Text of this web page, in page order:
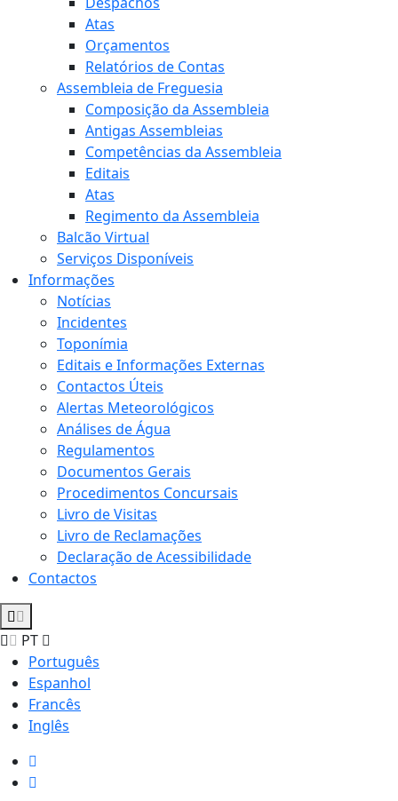
Atas
Orçamentos
Relatórios de Contas
Assembleia de Freguesia
Composição da Assembleia
Antigas Assembleias
Competências da Assembleia
Editais
Atas
Regimento da Assembleia
Balcão Virtual
Serviços Disponíveis
Informações
Notícias
Incidentes
Toponímia
Editais e Informações Externas
Contactos Úteis
Alertas Meteorológicos
Análises de Água
Regulamentos
Documentos Gerais
Procedimentos Concursais
Livro de Visitas
Livro de Reclamações
Declaração de Acessibilidade
Contactos
PT
Português
Espanhol
Francês
Inglês